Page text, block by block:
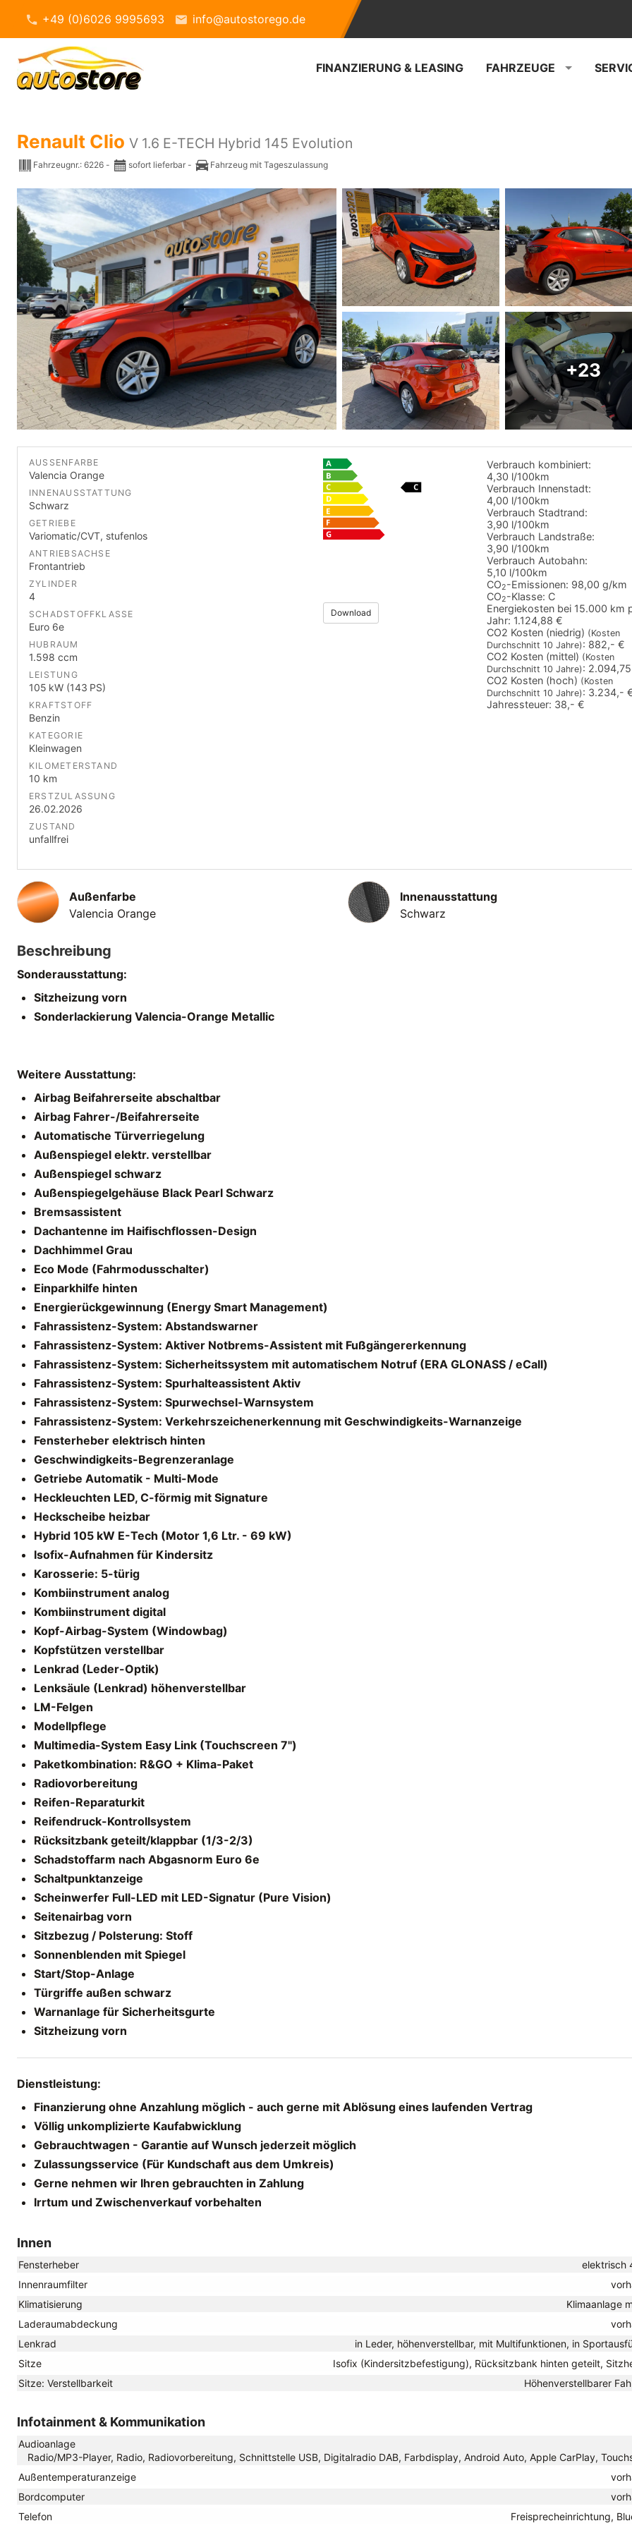
+49 (0)6026 9995693 info@autostorego.de
FINANZIERUNG & LEASING FAHRZEUGE
Renault Clio V 1.6 E-TECH Hybrid 145 Evolution
Fahrzeugnr.: 6226 sofort lieferbar Fahrzeug mit Tageszulassung
+23
AUSSENFARBE
Valencia Orange
INNENAUSSTATTUNG
Schwarz
GETRIEBE
Variomatic/CVT, stufenlos
ANTRIEBSACHSE
Frontantrieb
ZYLINDER
4
SCHADSTOFFKLASSE
Euro 6e
HUBRAUM
1.598 ccm
LEISTUNG
105 kW (143 PS)
KRAFTSTOFF
Benzin
KATEGORIE
Kleinwagen
KILOMETERSTAND
10 km
ERSTZULASSUNG
26.02.2026
ZUSTAND
unfallfrei
Verbrauch kombiniert:
4,30 l/100km
Verbrauch Innenstadt:
4,00 l/100km
Verbrauch Stadtrand:
3,90 l/100km
Verbrauch Landstraße:
3,90 l/100km
Verbrauch Autobahn:
5,10 l/100km
CO2-Emissionen: 98,00 g/km
CO2-Klasse: C
Download
Energiekosten bei 15.000 km
Jahr: 1.124,88 €
CO2 Kosten (niedrig) (Kosten
Durchschnitt 10 Jahre): 882,- €
CO2 Kosten (mittel) (Kosten
Durchschnitt 10 Jahre):
CO2 Kosten (hoch) (Kosten
Durchschnitt 10 Jahre): 3.234,-
Jahressteuer: 38,- €
Außenfarbe
Valencia Orange
InnenausstattungInnenausstattung
Schwarz
Beschreibung
Sonderausstattung:
Sitzheizung vorn
Sonderlackierung Valencia-Orange Metallic
Weitere Ausstattung:
Airbag Beifahrerseite abschaltbar
Airbag Fahrer-/Beifahrerseite
Automatische Türverriegelung
Außenspiegel elektr. verstellbar
Außenspiegel schwarz
Außenspiegelgehäuse Black Pearl Schwarz
Bremsassistent
Dachantenne im Haifischflossen-Design
Dachhimmel Grau
Eco Mode (Fahrmodusschalter)
Einparkhilfe hinten
Energierückgewinnung (Energy Smart Management)
Fahrassistenz-System: Abstandswarner
Fahrassistenz-System: Aktiver Notbrems-Assistent mit Fußgängererkennung
Fahrassistenz-System: Sicherheitssystem mit automatischem Notruf (ERA GLONASS / eCall)
Fahrassistenz-System: Spurhalteassistent Aktiv
Fahrassistenz-System: Spurwechsel-Warnsystem
Fahrassistenz-System: Verkehrszeichenerkennung mit Geschwindigkeits-Warnanzeige
Fensterheber elektrisch hinten
Geschwindigkeits-Begrenzeranlage
Getriebe Automatik - Multi-Mode
Heckleuchten LED, C-förmig mit Signature
Heckscheibe heizbar
Hybrid 105 kW E-Tech (Motor 1,6 Ltr. - 69 kW)
Isofix-Aufnahmen für Kindersitz
Karosserie: 5-türig
Kombiinstrument analog
Kombiinstrument digital
Kopf-Airbag-System (Windowbag)
Kopfstützen verstellbar
Lenkrad (Leder-Optik)
Lenksäule (Lenkrad) höhenverstellbar
LM-Felgen
Modellpflege
Multimedia-System Easy Link (Touchscreen 7")
Paketkombination: R&GO + Klima-Paket
Radiovorbereitung
Reifen-Reparaturkit
Reifendruck-Kontrollsystem
Rücksitzbank geteilt/klappbar (1/3-2/3)
Schadstoffarm nach Abgasnorm Euro 6e
Schaltpunktanzeige
Scheinwerfer Full-LED mit LED-Signatur (Pure Vision)
Seitenairbag vorn
Sitzbezug / Polsterung: Stoff
Sonnenblenden mit Spiegel
Start/Stop-Anlage
Türgriffe außen schwarz
Warnanlage für Sicherheitsgurte
Sitzheizung vorn
Dienstleistung:
Finanzierung ohne Anzahlung möglich - auch gerne mit Ablösung eines laufenden Vertrag
Völlig unkomplizierte Kaufabwicklung
Gebrauchtwagen - Garantie auf Wunsch jederzeit möglich
Zulassungsservice (Für Kundschaft aus dem Umkreis)
Gerne nehmen wir Ihren gebrauchten in Zahlung
Irrtum und Zwischenverkauf vorbehalten
Innen
Fensterheber
elektrisch
Innenraumfilter
Klimatisierung
Klimaanlage
Laderaumabdeckung
Lenkrad
in Leder, höhenverstellbar, mit Multifunktionen, in
Sitze
Isofix (Kindersitzbefestigung), Rücksitzbank hinten geteilt,
Sitze: Verstellbarkeit
Höhenverstellbarer
Infotainment & Kommunikation
Audioanlage
Radio/MP3-Player, Radio, Radiovorbereitung, Schnittstelle USB, Digitalradio DAB, Farbdisplay, Android Auto, Apple CarPlay,
Außentemperaturanzeige
Bordcomputer
Telefon
Freisprecheinrichtung,